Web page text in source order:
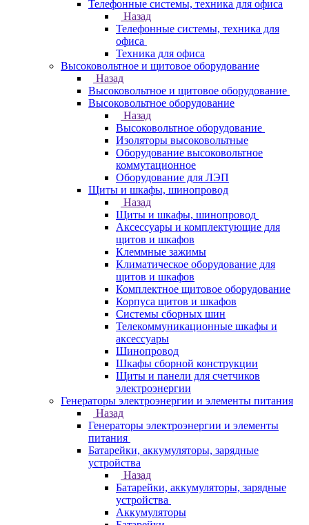
Телефонные системы, техника для офиса
Назад
Телефонные системы, техника для
офиса
Техника для офиса
Высоковольтное и щитовое оборудование
Назад
Высоковольтное и щитовое оборудование
Высоковольтное оборудование
Назад
Высоковольтное оборудование
Изоляторы высоковольтные
Оборудование высоковольтное
коммутационное
Оборудование для ЛЭП
Щиты и шкафы, шинопровод
Назад
Щиты и шкафы, шинопровод
Аксессуары и комплектующие для
щитов и шкафов
Клеммные зажимы
Климатическое оборудование для
щитов и шкафов
Комплектное щитовое оборудование
Корпуса щитов и шкафов
Системы сборных шин
Телекоммуникационные шкафы и
аксессуары
Шинопровод
Шкафы сборной конструкции
Щиты и панели для счетчиков
электроэнергии
Генераторы электроэнергии и элементы питания
Назад
Генераторы электроэнергии и элементы
питания
Батарейки, аккумуляторы, зарядные
устройства
Назад
Батарейки, аккумуляторы, зарядные
устройства
Аккумуляторы